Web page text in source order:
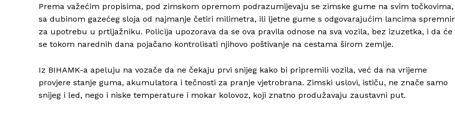
Prema važećim propisima, pod zimskom opremom podrazumijevaju se zimske gume na svim točkovima,
sa dubinom gazećeg sloja od najmanje četiri milimetra, ili ljetne gume s odgovarajućim lancima
za upotrebu u prtljažniku. Policija upozorava da se ova pravila odnose na sva vozila, bez izuzetka, i da će
se tokom narednih dana pojačano kontrolisati njihovo poštivanje na cestama širom zemlje.
Iz BIHAMK-a apeluju na vozače da ne čekaju prvi snijeg kako bi pripremili vozila, već da na vrijeme
provjere stanje guma, akumulatora i tečnosti za pranje vjetrobrana. Zimski uslovi, ističu, ne znače samo
snijeg i led, nego i niske temperature i mokar kolovoz, koji znatno produžavaju zaustavni put.